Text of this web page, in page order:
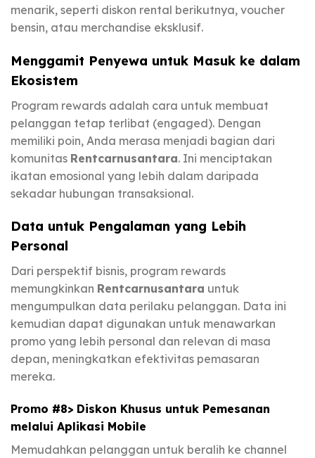
menarik, seperti diskon rental berikutnya, voucher
bensin, atau merchandise eksklusif.
Menggamit Penyewa untuk Masuk ke dalam
Ekosistem
Program rewards adalah cara untuk membuat
pelanggan tetap terlibat (engaged). Dengan
memiliki poin, Anda merasa menjadi bagian dari
komunitas Rentcarnusantara. Ini menciptakan
ikatan emosional yang lebih dalam daripada
sekadar hubungan transaksional.
Data untuk Pengalaman yang Lebih
Personal
Dari perspektif bisnis, program rewards
memungkinkan Rentcarnusantara untuk
mengumpulkan data perilaku pelanggan. Data ini
kemudian dapat digunakan untuk menawarkan
promo yang lebih personal dan relevan di masa
depan, meningkatkan efektivitas pemasaran
mereka.
Promo #8> Diskon Khusus untuk Pemesanan
melalui Aplikasi Mobile
Memudahkan pelanggan untuk beralih ke channel